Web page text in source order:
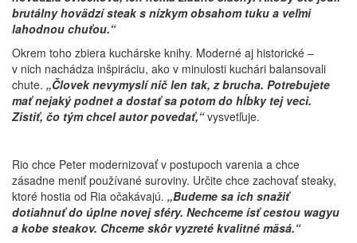
brutálny hovädzí steak s nízkym obsahom tuku a veľmi
lahodnou chuťou.“
Okrem toho zbiera kuchárske knihy. Moderné aj historické –
v nich nachádza inšpiráciu, ako v minulosti kuchári balansovali
chute. „Človek nevymyslí nič len tak, z brucha. Potrebujete
mať nejaký podnet a dostať sa potom do hĺbky tej veci.
Zistiť, čo tým chcel autor povedať,“vysvetľuje.
Rio chce Peter modernizovať v postupoch varenia a chce
zásadne meniť používané suroviny. Určite chce zachovať steaky,
ktoré hostia od Ria očakávajú. „Budeme sa ich snažiť
dotiahnuť do úplne novej sféry. Nechceme ísť cestou wagyu
a kobe steakov. Chceme skôr vyzreté kvalitné mäsá.“